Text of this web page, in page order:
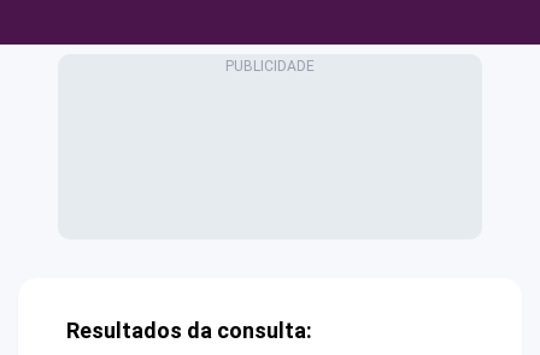
Resultados da consulta: